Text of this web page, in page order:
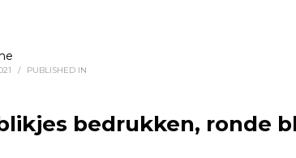
/ PUBLISHED IN
bedrukken, ronde